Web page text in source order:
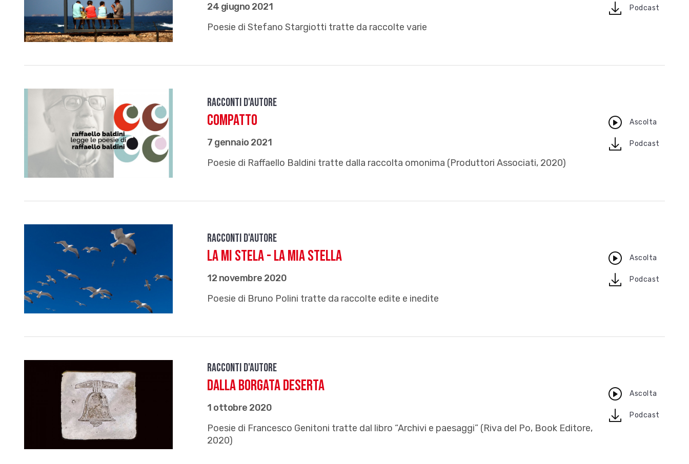
24 giugno 2021
Poesie di Stefano Stargiotti tratte da raccolte varie
downloadPodcast
Racconti d'autore
Compatto
7 gennaio 2021
Poesie di Raffaello Baldini tratte dalla raccolta omonima (Produttori Associati, 2020)
Ascolta
downloadPodcast
Racconti d'autore
La mi stela - La mia stella
12 novembre 2020
Poesie di Bruno Polini tratte da raccolte edite e inedite
Ascolta
downloadPodcast
Racconti d'autore
Dalla borgata deserta
1 ottobre 2020
Poesie di Francesco Genitoni tratte dal libro “Archivi e paesaggi” (Riva del Po, Book Editore,
2020)
Ascolta
downloadPodcast